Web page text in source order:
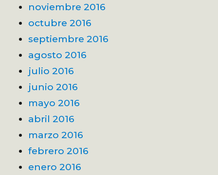
noviembre 2016
octubre 2016
septiembre 2016
agosto 2016
julio 2016
junio 2016
mayo 2016
abril 2016
marzo 2016
febrero 2016
enero 2016